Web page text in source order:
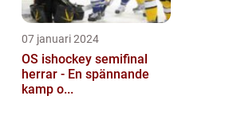
07 januari 2024
OS ishockey semifinal
herrar - En spännande
kamp o...